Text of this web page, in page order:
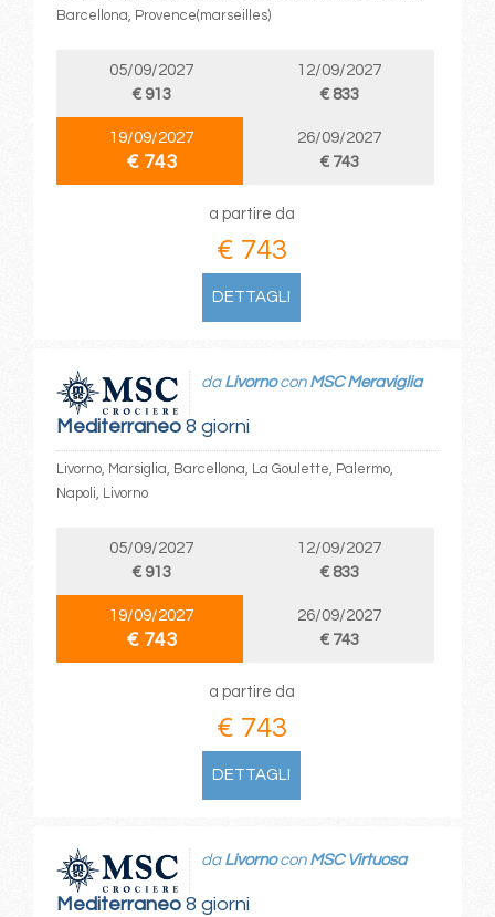
Barcellona, Provence(marseilles)
05/09/2027
€ 913
12/09/2027
€ 833
19/09/2027
€ 743
26/09/2027
€ 743
a partire da
€ 743
DETTAGLI
Mediterraneo8 giorni
da Livornocon MSC Meraviglia
Livorno, Marsiglia, Barcellona, La Goulette, Palermo,
Napoli, Livorno
05/09/2027
€ 913
12/09/2027
€ 833
19/09/2027
€ 743
26/09/2027
€ 743
a partire da
€ 743
DETTAGLI
Mediterraneo8 giorni
da Livornocon MSC Virtuosa